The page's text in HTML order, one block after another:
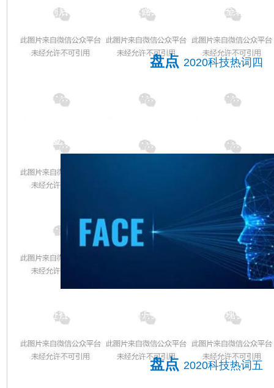
组序列后，尝试不同技术路线研发疫苗。在全球科学
盘点 2020科技热词四
人脸识别
技术进行了模型优化与用户体验度升级，实现了实时
盘点 2020科技热词五